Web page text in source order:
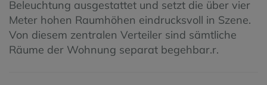
Beleuchtung ausgestattet und setzt die über vier
Meter hohen Raumhöhen eindrucksvoll in Szene.
Von diesem zentralen Verteiler sind sämtliche
Räume der Wohnung separat begehbar.r.